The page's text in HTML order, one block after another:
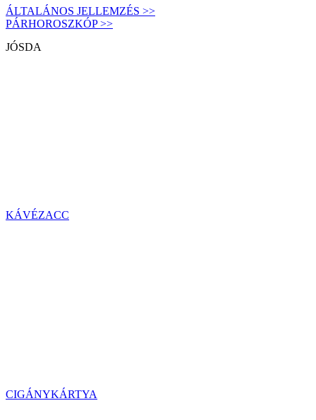
ÁLTALÁNOS JELLEMZÉS >>
PÁRHOROSZKÓP >>
JÓSDA
KÁVÉZACC
CIGÁNYKÁRTYA